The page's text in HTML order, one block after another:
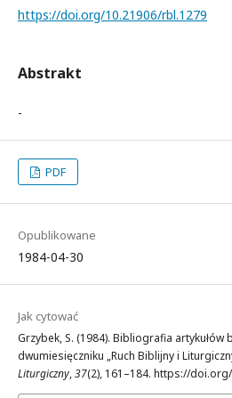
https://doi.org/10.21906/rbl.1279
Abstrakt
-
PDF
Opublikowane
1984-04-30
Jak cytować
Grzybek, S. (1984). Bibliografia
dwumiesięczniku „Ruch Biblijny i
Liturgiczny,37(2), 161–184. https://